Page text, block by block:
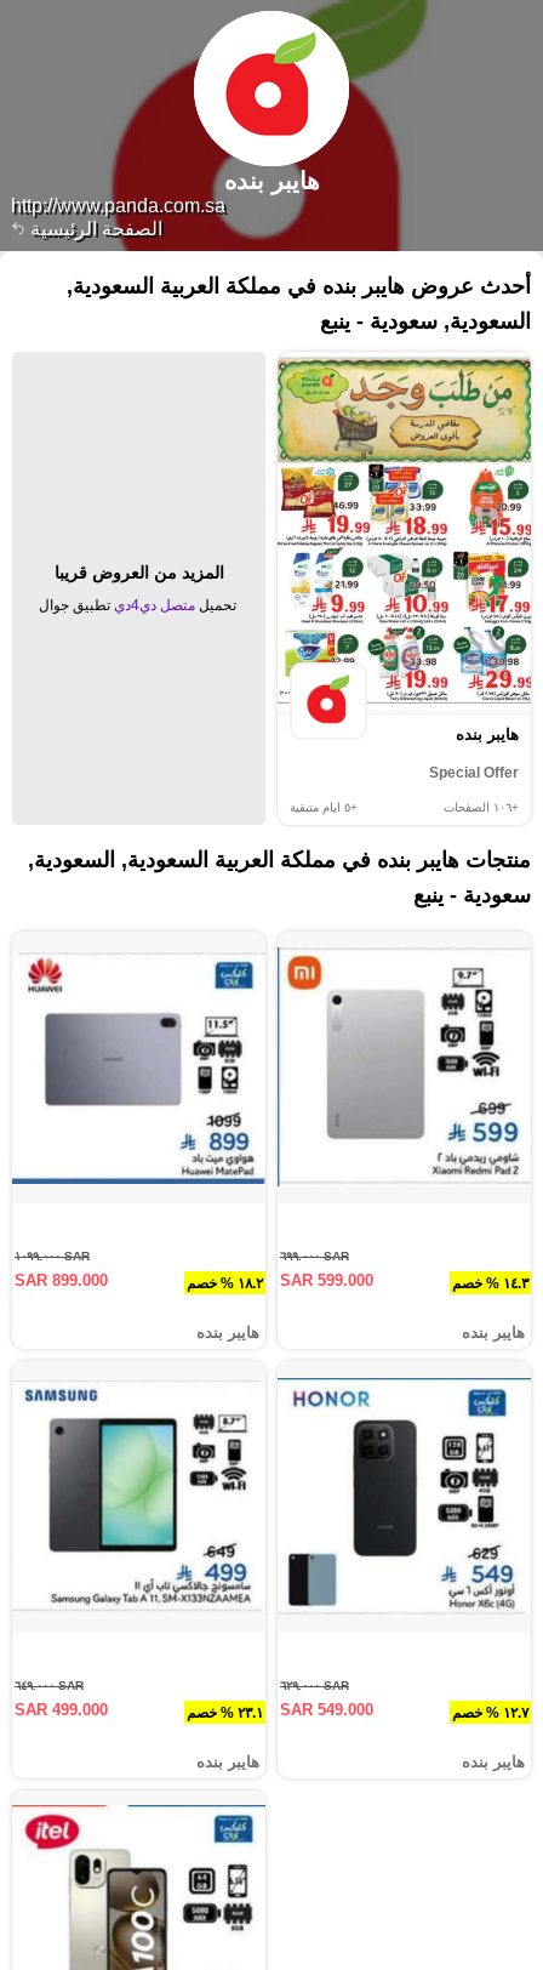
الصفحة الرئيسية
http://www.panda.com.sa
هايبر بنده
أحدث عروض هايبر بنده في مملكة العربية السعودية,
السعودية, سعودية - ينبع
هايبر بنده
Special Offer
+١٠٦ الصفحات +٥ ايام متبقية
المزيد من العروض قريبا
تحميل متصل دي4دي تطبيق جوال
منتجات هايبر بنده في مملكة العربية السعودية, السعودية,
سعودية - ينبع
١٤.٣ % خصم
SAR ٦٩٩.٠٠٠
SAR 599.000
هايبر بنده
١٨.٢ % خصم
SAR ١٠٩٩.٠٠٠
SAR 899.000
هايبر بنده
١٢.٧ % خصم
SAR ٦٢٩.٠٠٠
SAR 549.000
هايبر بنده
٢٣.١ % خصم
SAR ٦٤٩.٠٠٠
SAR 499.000
هايبر بنده